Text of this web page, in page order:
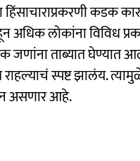
कडक
लोकांना विविध
ताब्यात घेण्यात
स्पष्ट झालंय.
असणार आहे.